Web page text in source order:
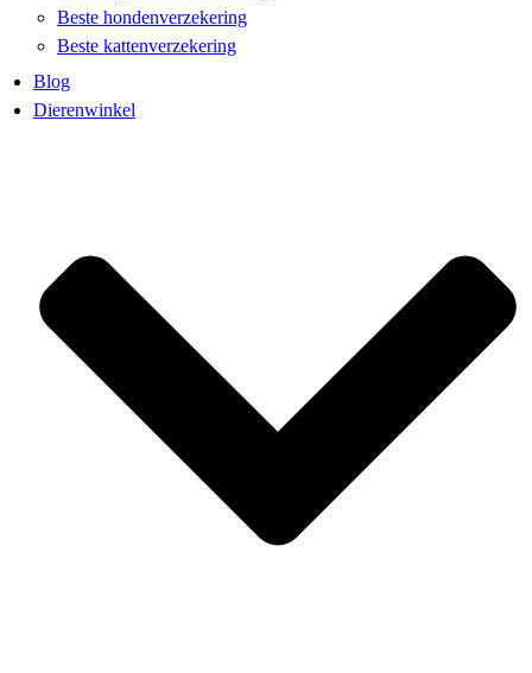
Beste hondenverzekering
Beste kattenverzekering
Blog
Dierenwinkel